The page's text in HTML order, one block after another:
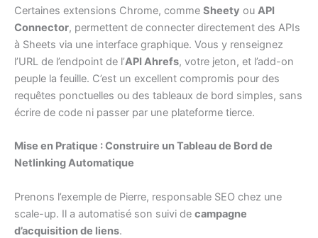
Certaines extensions Chrome, comme Sheety ou API
Connector, permettent de connecter directement des APIs
à Sheets via une interface graphique. Vous y renseignez
l’URL de l’endpoint de l’API Ahrefs, votre jeton, et l’add-on
peuple la feuille. C’est un excellent compromis pour des
requêtes ponctuelles ou des tableaux de bord simples, sans
écrire de code ni passer par une plateforme tierce.
Mise en Pratique : Construire un Tableau de Bord de
Netlinking Automatique
Prenons l’exemple de Pierre, responsable SEO chez une
scale-up. Il a automatisé son suivi de campagne
d’acquisition de liens.